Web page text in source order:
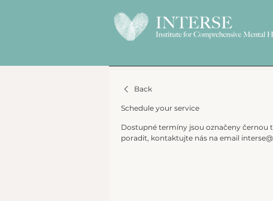
Back
Schedule your service
Dostupné termíny jsou označeny černou
poradit, kontaktujte nás na email